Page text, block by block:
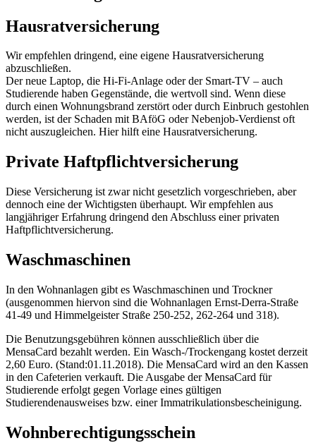
Hausratversicherung
Wir empfehlen dringend, eine eigene Hausratversicherung
abzuschließen.
Der neue Laptop, die Hi-Fi-Anlage oder der Smart-TV – auch
Studierende haben Gegenstände, die wertvoll sind. Wenn diese
durch einen Wohnungsbrand zerstört oder durch Einbruch gestohlen
werden, ist der Schaden mit BAföG oder Nebenjob-Verdienst oft
nicht auszugleichen. Hier hilft eine Hausratversicherung.
Private Haftpflichtversicherung
Diese Versicherung ist zwar nicht gesetzlich vorgeschrieben, aber
dennoch eine der Wichtigsten überhaupt. Wir empfehlen aus
langjähriger Erfahrung dringend den Abschluss einer privaten
Haftpflichtversicherung.
Waschmaschinen
In den Wohnanlagen gibt es Waschmaschinen und Trockner
(ausgenommen hiervon sind die Wohnanlagen Ernst-Derra-Straße
41-49 und Himmelgeister Straße 250-252, 262-264 und 318).
Die Benutzungsgebühren können ausschließlich über die
MensaCard bezahlt werden. Ein Wasch-/Trockengang kostet derzeit
2,60 Euro. (Stand:01.11.2018). Die MensaCard wird an den Kassen
in den Cafeterien verkauft. Die Ausgabe der MensaCard für
Studierende erfolgt gegen Vorlage eines gültigen
Studierendenausweises bzw. einer Immatrikulationsbescheinigung.
Wohnberechtigungsschein